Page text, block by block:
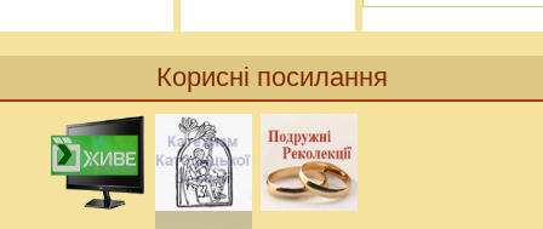
Корисні посилання